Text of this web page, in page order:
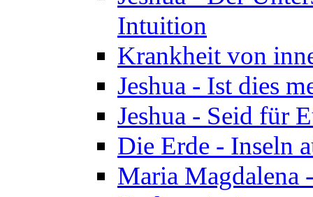
Intuition
Krankheit von
Jeshua - Ist dies
Jeshua - Seid für
Die Erde - Inseln
Maria Magdalena